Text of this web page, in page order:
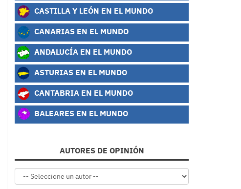
CASTILLA Y LEÓN EN EL MUNDO
CANARIAS EN EL MUNDO
ANDALUCÍA EN EL MUNDO
ASTURIAS EN EL MUNDO
CANTABRIA EN EL MUNDO
BALEARES EN EL MUNDO
AUTORES DE OPINIÓN